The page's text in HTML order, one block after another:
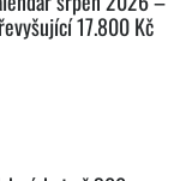
17.800 Kč